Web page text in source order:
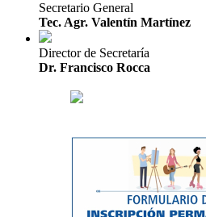
Secretario General
Tec. Agr. Valentín Martínez
Director de Secretaría
Dr. Francisco Rocca